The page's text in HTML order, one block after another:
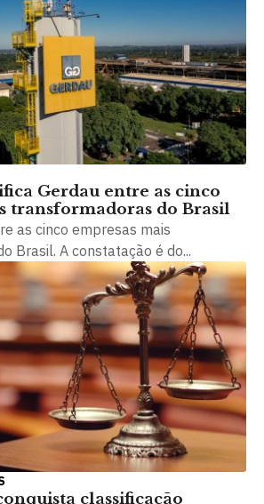
Gerdau entre as cinco
transformadoras do Brasil
as cinco empresas mais
Brasil. A constatação é do...
classificação